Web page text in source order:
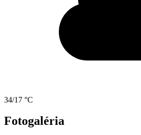
34/17 °C
Fotogaléria